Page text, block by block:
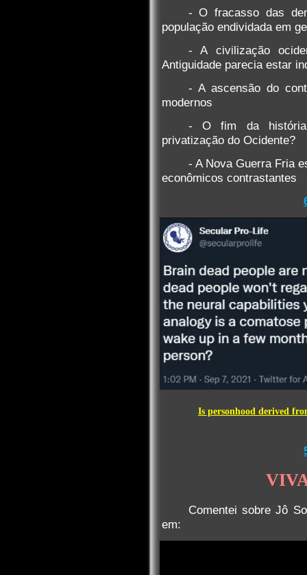
- O fracasso das
população endividada em
- A civilização
Antiguidade parecia estar
- A ascensão do
modernos
- O fim da
privatização do Ocidente?
- A Nova Guerra Fria
econômicos contrastantes
Is personhood derived
Comentei sobre Jô
em: